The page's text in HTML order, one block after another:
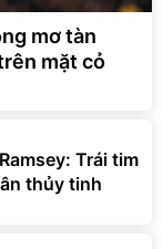
mơ tàn
mặt cỏ
Trái tim
thủy tinh